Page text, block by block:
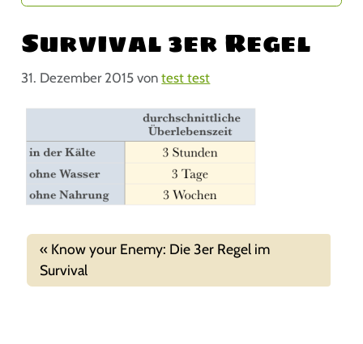
Survival 3er Regel
31. Dezember 2015 vontest test
Know your Enemy: Die 3er Regel im
Survival